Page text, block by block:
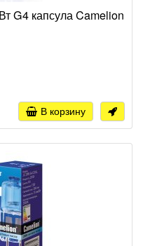
G4 капсула Camelion
В корзину